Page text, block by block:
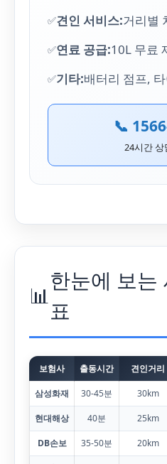
견인 서비스:거리별
연료 공급:10L 무료
기타:배터리 점프,
📞
24시간 상
📊
한눈에 보는
표
보험사 출동시간 견인거리
삼성화재 30-45분 30km
현대해상 40분 25km
DB손보 35-50분 20km